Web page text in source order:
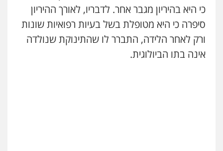
עו"ד יצחק איצקוביץ'
פלילי פשיעה חמורה צווארון לבן
0526655833
כי היא בהיריון מגבר אחר. לדבריו, לאורך ההיריון
סיפרה כי היא מטופלת בשל בעיות רפואיות שונות
ורק לאחר הלידה, התברר לו שהתינוקת שנולדה
אינה בתו הביולוגית.